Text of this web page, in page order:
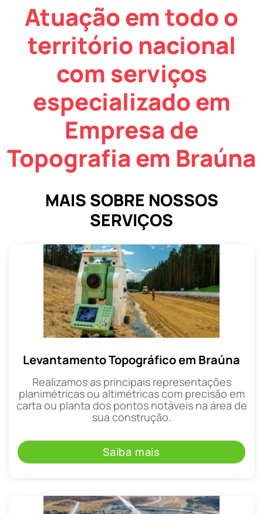
Atuação em todo o
território nacional
com serviços
especializado em
Empresa de
Topografia em Braúna
MAIS SOBRE NOSSOS
SERVIÇOS
Levantamento Topográfico em Braúna
Realizamos as principais representações
planimétricas ou altimétricas com precisão em
carta ou planta dos pontos notáveis na área de
sua construção.
Saiba mais